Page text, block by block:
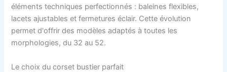
éléments techniques perfectionnés : baleines flexibles,
lacets ajustables et fermetures éclair. Cette évolution
permet d'offrir des modèles adaptés à toutes les
morphologies, du 32 au 52.
Le choix du corset bustier parfait